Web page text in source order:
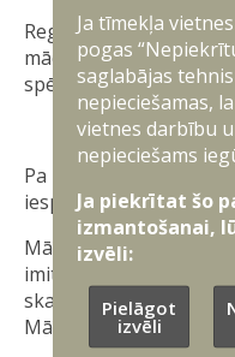
Regulāras bezpilota
mācības palīdz
spēju efektīvi
Pa autoceļiem
iespējama militārā
Mācību laikā var
imitācijas līdzekļi, kā
skaņu, bet
Mācību norises vietas
Ja tīmekļa
pogas
saglabājas
nepieciešamas,
vietnes darbību
nepieciešams
Ja piekrītat šo
izmantošanai,
izvēli:
Pielāgot
izvēli